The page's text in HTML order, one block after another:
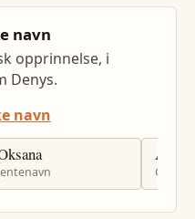
navn
opprinnelse, i
Denys.
navn
Artem